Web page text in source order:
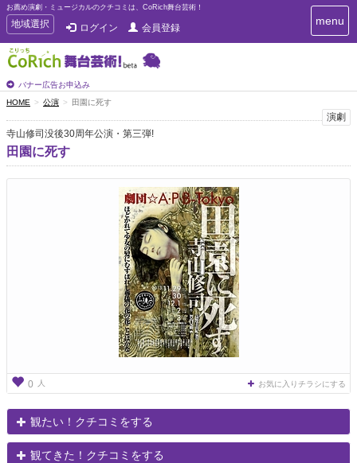
お薦め演劇・ミュージカルのクチコミは、CoRich舞台芸術！
T
o
g
g
e
n
a
v
i
g
地域選択 ログイン 会員登録
バナー広告お申込み
T
o
i
g
menu
HOME 公演 田園に死す
演劇
寺山修司没後30周年公演・第三弾!
田園に死す
0 人 お気に入りチラシにする
観たい！クチコミをする
観てきた！クチコミをする